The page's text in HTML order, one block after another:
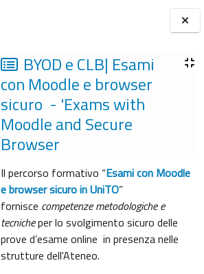
Blocchi
BYOD e CLB| Esami
con Moodle e browser
sicuro - 'Exams with
Moodle and Secure
Browser
Il percorso formativo “Esami con Moodle
e browser sicuro in UniTO”
fornisce competenze metodologiche e
tecnicheper lo svolgimento sicuro delle
prove d’esame online in presenza nelle
strutture dell'Ateneo.